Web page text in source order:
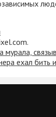
мурала,
ехал бить